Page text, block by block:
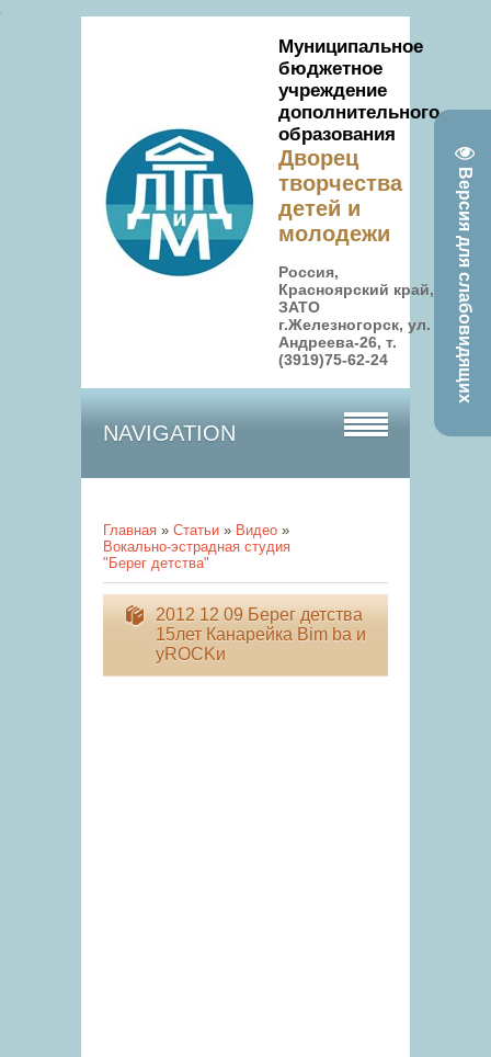
Версия для слабовидящих
Муниципальное
бюджетное
учреждение
дополнительного
образования
Дворец
творчества
детей и
молодежи
Россия,
Красноярский край,
ЗАТО
г.Железногорск, ул.
Андреева-26, т.
(3919)75-62-24
NAVIGATION
Главная » Статьи » Видео »
Вокально-эстрадная студия
"Берег детства"
2012 12 09 Берег детства
15лет Канарейка Bim ba и
уROCKи